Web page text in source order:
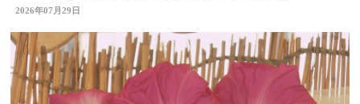
2026年07月29日